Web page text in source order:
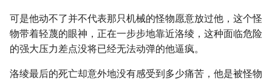
可是他动不了并不代表那只机械的怪物愿意放过他，这个怪
物带着轻蔑的眼神，正在一步步地靠近洛绫，这种面临危险
的强大压力差点没将已经无法动弹的他逼疯。
洛绫最后的死亡却意外地没有感受到多少痛苦，他是被怪物